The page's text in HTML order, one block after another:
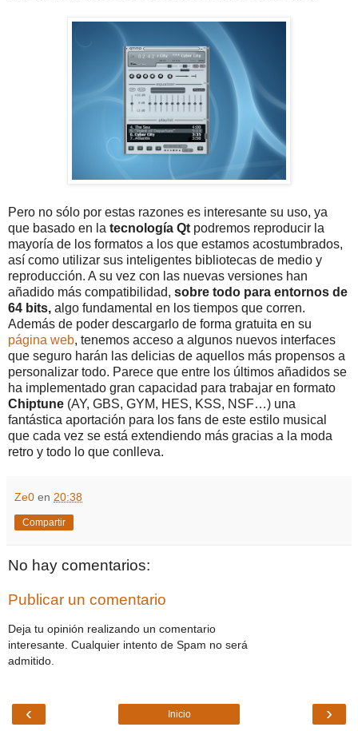
Pero no sólo por estas razones es interesante su uso, ya
que basado en la tecnología Qt podremos reproducir la
mayoría de los formatos a los que estamos acostumbrados,
así como utilizar sus inteligentes bibliotecas de medio y
reproducción. A su vez con las nuevas versiones han
añadido más compatibilidad, sobre todo para entornos de
64 bits, algo fundamental en los tiempos que corren.
Además de poder descargarlo de forma gratuita en su
página web, tenemos acceso a algunos nuevos interfaces
que seguro harán las delicias de aquellos más propensos a
personalizar todo. Parece que entre los últimos añadidos se
ha implementado gran capacidad para trabajar en formato
Chiptune (AY, GBS, GYM, HES, KSS, NSF…) una
fantástica aportación para los fans de este estilo musical
que cada vez se está extendiendo más gracias a la moda
retro y todo lo que conlleva.
Ze0 en 20:38
Compartir
No hay comentarios:
Publicar un comentario
Deja tu opinión realizando un comentario
interesante. Cualquier intento de Spam no será
admitido.
‹ ›
Inicio